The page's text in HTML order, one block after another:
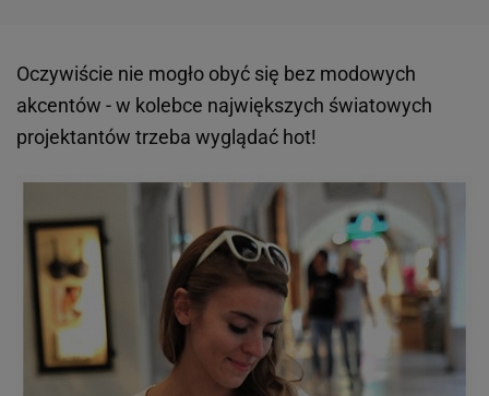
Oczywiście nie mogło obyć się bez modowych
akcentów - w kolebce największych światowych
projektantów trzeba wyglądać hot!